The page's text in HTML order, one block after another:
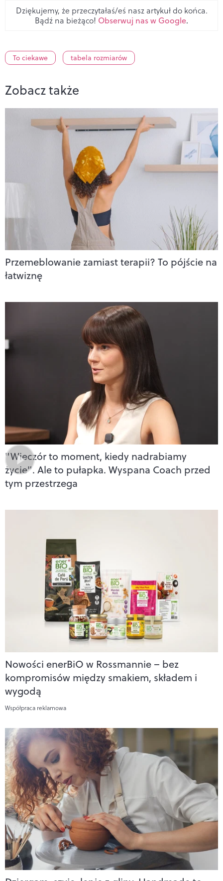
Dziękujemy, że przeczytałaś/eś nasz artykuł do końca.
Bądź na bieżąco! Obserwuj nas w Google.
To ciekawe tabela rozmiarów
Zobacz także
Przemeblowanie zamiast terapii? To pójście na
łatwiznę
"Wieczór to moment, kiedy nadrabiamy
życie". Ale to pułapka. Wyspana Coach przed
tym przestrzega
Nowości enerBiO w Rossmannie – bez
kompromisów między smakiem, składem i
wygodą
Współpraca reklamowa